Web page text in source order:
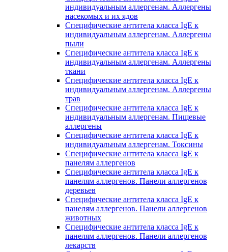
индивидуальным аллергенам. Аллергены
насекомых и их ядов
Специфические антитела класса IgE к
индивидуальным аллергенам. Аллергены
пыли
Специфические антитела класса IgE к
индивидуальным аллергенам. Аллергены
ткани
Специфические антитела класса IgE к
индивидуальным аллергенам. Аллергены
трав
Специфические антитела класса IgE к
индивидуальным аллергенам. Пищевые
аллергены
Специфические антитела класса IgE к
индивидуальным аллергенам. Токсины
Специфические антитела класса IgE к
панелям аллергенов
Специфические антитела класса IgE к
панелям аллергенов. Панели аллергенов
деревьев
Специфические антитела класса IgE к
панелям аллергенов. Панели аллергенов
животных
Специфические антитела класса IgE к
панелям аллергенов. Панели аллергенов
лекарств